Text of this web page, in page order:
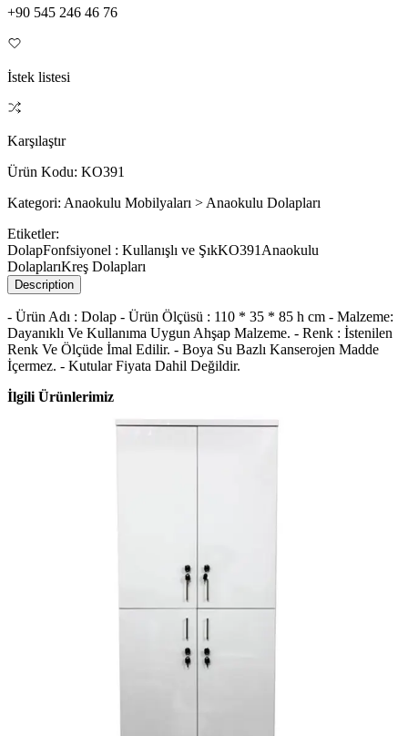
+90 545 246 46 76
İstek listesi
Karşılaştır
Ürün Kodu: KO391
Kategori: Anaokulu Mobilyaları > Anaokulu Dolapları
Etiketler:
DolapFonfsiyonel : Kullanışlı ve ŞıkKO391 Anaokulu
DolaplarıKreş Dolapları
Description
- Ürün Adı : Dolap - Ürün Ölçüsü : 110 * 35 * 85 h cm - Malzeme:
Dayanıklı Ve Kullanıma Uygun Ahşap Malzeme. - Renk : İstenilen
Renk Ve Ölçüde İmal Edilir. - Boya Su Bazlı Kanserojen Madde
İçermez. - Kutular Fiyata Dahil Değildir.
İlgili Ürünlerimiz